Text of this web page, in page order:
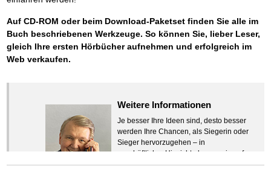
Auf CD-ROM oder beim Download-Paketset finden Sie alle im
Buch beschriebenen Werkzeuge. So können Sie, lieber Leser,
gleich Ihre ersten Hörbücher aufnehmen und erfolgreich im
Web verkaufen.
Weitere Informationen
Je besser Ihre Ideen sind, desto besser
werden Ihre Chancen, als Siegerin oder
Sieger hervorzugehen – in
geschäftlicher Hinsicht ebenso wie auf
beruflichem oder privatem Gebiet. Denn